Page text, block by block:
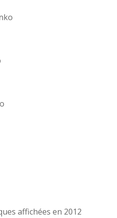
affichées en 2012